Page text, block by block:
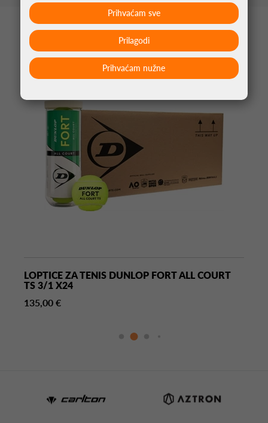
MOŽDA VAS ZANIMA
LOPTICE ZA TENIS DUNLOP FORT ALL COURT
TS 3/1 X24
135,00 €
Prihvaćam nužne
Prilagodi
Prihvaćam sve